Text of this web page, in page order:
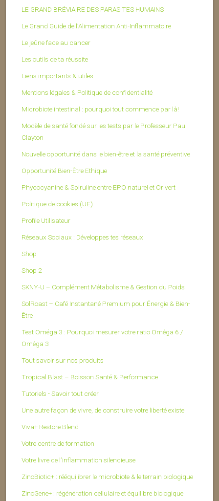
LE GRAND BRÉVIAIRE DES PARASITES HUMAINS
Le Grand Guide de l’Alimentation Anti-Inflammatoire
Le jeûne face au cancer
Les outils de ta réussite
Liens importants & utiles
Mentions légales & Politique de confidentialité
Microbiote intestinal : pourquoi tout commence par là!
Modèle de santé fondé sur les tests par le Professeur Paul
Clayton
Nouvelle opportunité dans le bien-être et la santé préventive
Opportunité Bien-Être Ethique
Phycocyanine & Spiruline entre EPO naturel et Or vert
Politique de cookies (UE)
Profile Utilisateur
Réseaux Sociaux : Développes tes réseaux
Shop
Shop 2
SKNY-U – Complément Métabolisme & Gestion du Poids
SolRoast – Café Instantané Premium pour Énergie & Bien-
Être
Test Oméga 3 : Pourquoi mesurer votre ratio Oméga 6 /
Oméga 3
Tout savoir sur nos produits
Tropical Blast – Boisson Santé & Performance
Tutoriels - Savoir tout créer
Une autre façon de vivre, de construire votre liberté existe
Viva+ Restore Blend
Votre centre de formation
Votre livre de l’inflammation silencieuse
ZinoBiotic+ : rééquilibrer le microbiote & le terrain biologique
ZinoGene+ : régénération cellulaire et équilibre biologique